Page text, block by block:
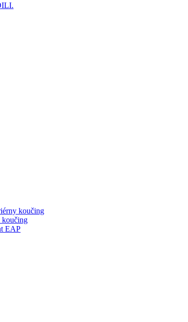
koučing
koučing
EAP